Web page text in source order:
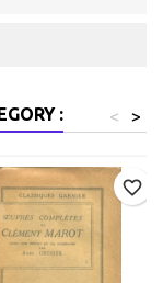
: >
<
favorite_border